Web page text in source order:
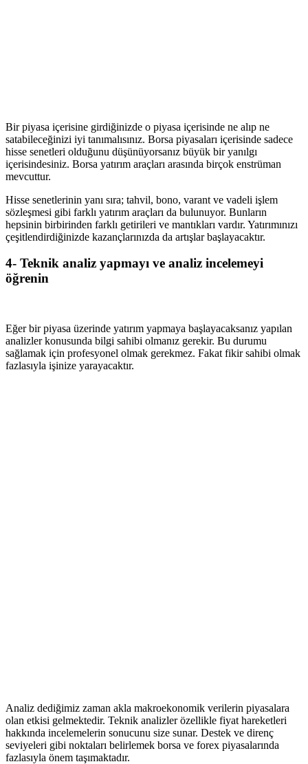
Bir piyasa içerisine girdiğinizde o piyasa içerisinde ne alıp ne
satabileceğinizi iyi tanımalısınız. Borsa piyasaları içerisinde sadece
hisse senetleri olduğunu düşünüyorsanız büyük bir yanılgı
içerisindesiniz. Borsa yatırım araçları arasında birçok enstrüman
mevcuttur.
Hisse senetlerinin yanı sıra; tahvil, bono, varant ve vadeli işlem
sözleşmesi gibi farklı yatırım araçları da bulunuyor. Bunların
hepsinin birbirinden farklı getirileri ve mantıkları vardır. Yatırımınızı
çeşitlendirdiğinizde kazançlarınızda da artışlar başlayacaktır.
4- Teknik analiz yapmayı ve analiz incelemeyi
öğrenin
Eğer bir piyasa üzerinde yatırım yapmaya başlayacaksanız yapılan
analizler konusunda bilgi sahibi olmanız gerekir. Bu durumu
sağlamak için profesyonel olmak gerekmez. Fakat fikir sahibi olmak
fazlasıyla işinize yarayacaktır.
Analiz dediğimiz zaman akla makroekonomik verilerin piyasalara
olan etkisi gelmektedir. Teknik analizler özellikle fiyat hareketleri
hakkında incelemelerin sonucunu size sunar. Destek ve direnç
seviyeleri gibi noktaları belirlemek borsa ve forex piyasalarında
fazlasıyla önem taşımaktadır.